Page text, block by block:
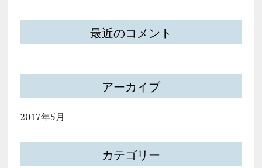
最近のコメント
アーカイブ
2017年5月
カテゴリー